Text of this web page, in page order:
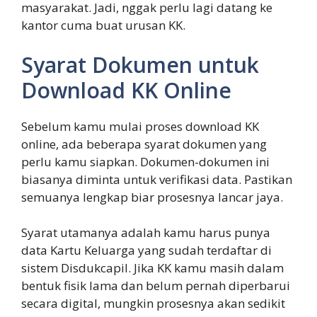
masyarakat. Jadi, nggak perlu lagi datang ke
kantor cuma buat urusan KK.
Syarat Dokumen untuk
Download KK Online
Sebelum kamu mulai proses download KK
online, ada beberapa syarat dokumen yang
perlu kamu siapkan. Dokumen-dokumen ini
biasanya diminta untuk verifikasi data. Pastikan
semuanya lengkap biar prosesnya lancar jaya.
Syarat utamanya adalah kamu harus punya
data Kartu Keluarga yang sudah terdaftar di
sistem Disdukcapil. Jika KK kamu masih dalam
bentuk fisik lama dan belum pernah diperbarui
secara digital, mungkin prosesnya akan sedikit